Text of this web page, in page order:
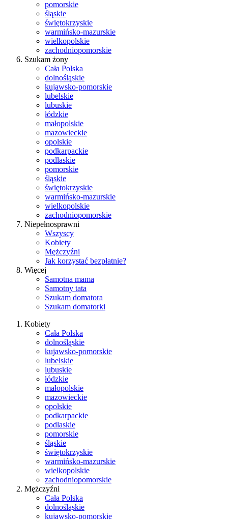
pomorskie
śląskie
świętokrzyskie
warmińsko-mazurskie
wielkopolskie
zachodniopomorskie
Szukam żony
Cała Polska
dolnośląskie
kujawsko-pomorskie
lubelskie
lubuskie
łódzkie
małopolskie
mazowieckie
opolskie
podkarpackie
podlaskie
pomorskie
śląskie
świętokrzyskie
warmińsko-mazurskie
wielkopolskie
zachodniopomorskie
Niepełnosprawni
Wszyscy
Kobiety
Mężczyźni
Jak korzystać bezpłatnie?
Więcej
Samotna mama
Samotny tata
Szukam domatora
Szukam domatorki
Kobiety
Cała Polska
dolnośląskie
kujawsko-pomorskie
lubelskie
lubuskie
łódzkie
małopolskie
mazowieckie
opolskie
podkarpackie
podlaskie
pomorskie
śląskie
świętokrzyskie
warmińsko-mazurskie
wielkopolskie
zachodniopomorskie
Mężczyźni
Cała Polska
dolnośląskie
kujawsko-pomorskie